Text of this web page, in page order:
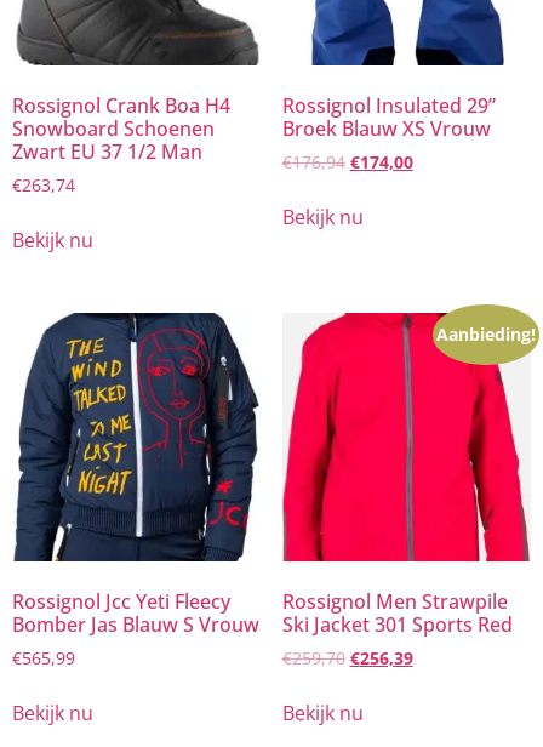
Rossignol Crank Boa H4
Snowboard Schoenen
Zwart EU 37 1/2 Man
€263,74
Bekijk nu
Rossignol Insulated 29”
Broek Blauw XS Vrouw
€176,94 €174,00
Bekijk nu
Rossignol Jcc Yeti Fleecy
Bomber Jas Blauw S Vrouw
€565,99
Bekijk nu
Aanbieding!
Rossignol Men Strawpile
Ski Jacket 301 Sports Red
€259,70 €256,39
Bekijk nu